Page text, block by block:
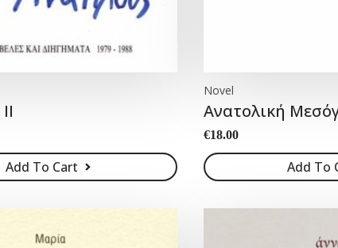
Add To Cart
Novel
Ανατολική
€18.00
Add To